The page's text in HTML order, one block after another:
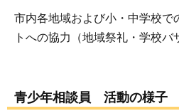
市内各地域および小・中学校で
トへの協力（地域祭礼・学校バ
青少年相談員 活動の様子